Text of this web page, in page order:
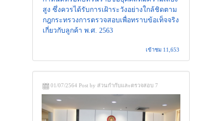
สูง ซึ่งควรได้รับการเฝ้าระวังอย่างใกล้ชิดตาม
กฎกระทรวงการตรวจสอบเพื่อทราบข้อเท็จจริง
เกี่ยวกับลูกค้า พ.ศ. 2563
เข้าชม 11,653
01/07/2564 Post by ส่วนกำกับและตรวจสอบ 7